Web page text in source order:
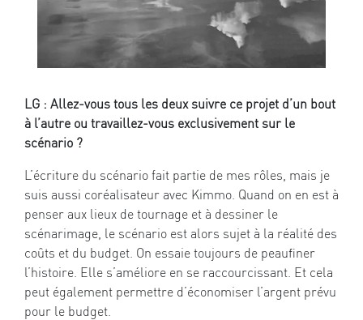
LG : Allez-vous tous les deux suivre ce projet d’un bout
à l’autre ou travaillez-vous exclusivement sur le
scénario ?
L’écriture du scénario fait partie de mes rôles, mais je
suis aussi coréalisateur avec Kimmo. Quand on en est à
penser aux lieux de tournage et à dessiner le
scénarimage, le scénario est alors sujet à la réalité des
coûts et du budget. On essaie toujours de peaufiner
l’histoire. Elle s’améliore en se raccourcissant. Et cela
peut également permettre d’économiser l’argent prévu
pour le budget.